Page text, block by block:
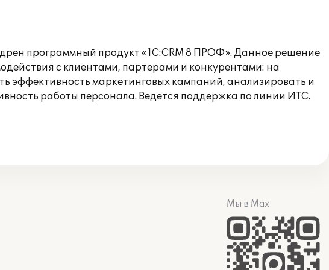
программный продукт «1С:CRM 8 ПРОФ». Данное решение
с клиентами, партерами и конкурентами: на
эффективность маркетинговых кампаний, анализировать и
работы персонала. Ведется поддержка по линии ИТС.
Мы в Max